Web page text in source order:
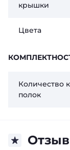
крышки
Цвета
Количество
полок